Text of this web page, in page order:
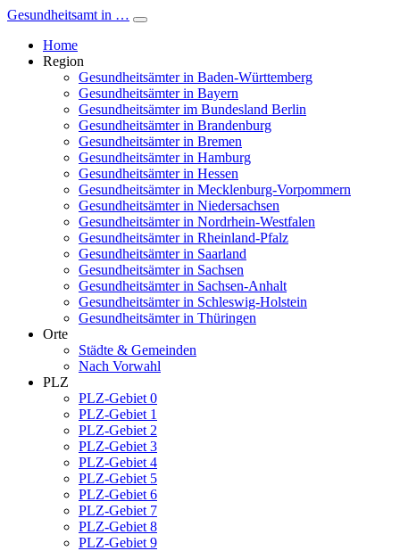
Gesundheitsamt in …
Home
Region
Gesundheitsämter in Baden-Württemberg
Gesundheitsämter in Bayern
Gesundheitsämter im Bundesland Berlin
Gesundheitsämter in Brandenburg
Gesundheitsämter in Bremen
Gesundheitsämter in Hamburg
Gesundheitsämter in Hessen
Gesundheitsämter in Mecklenburg-Vorpommern
Gesundheitsämter in Niedersachsen
Gesundheitsämter in Nordrhein-Westfalen
Gesundheitsämter in Rheinland-Pfalz
Gesundheitsämter in Saarland
Gesundheitsämter in Sachsen
Gesundheitsämter in Sachsen-Anhalt
Gesundheitsämter in Schleswig-Holstein
Gesundheitsämter in Thüringen
Orte
Städte & Gemeinden
Nach Vorwahl
PLZ
PLZ-Gebiet 0
PLZ-Gebiet 1
PLZ-Gebiet 2
PLZ-Gebiet 3
PLZ-Gebiet 4
PLZ-Gebiet 5
PLZ-Gebiet 6
PLZ-Gebiet 7
PLZ-Gebiet 8
PLZ-Gebiet 9